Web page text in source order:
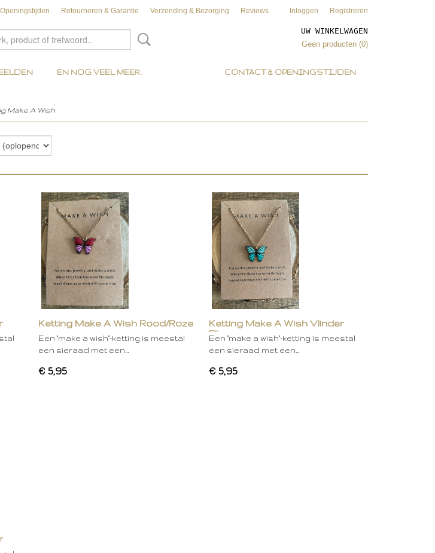
Retourneren & Garantie Verzending & Bezorging Reviews Inloggen Registreren
UW WINKELWAGEN
Geen producten (0)
CONTACT & OPENINGSTIJDEN
EN NOG VEEL MEER..
Make A Wish
Ketting Make A Wish Rood/Roze
Een "make a wish"-ketting is meestal
een sieraad met een…
€ 5,95
Ketting Make A Wish Vlinder
Blauw
Een "make a wish"-ketting is meestal
een sieraad met een…
€ 5,95